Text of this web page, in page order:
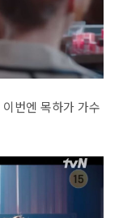
번엔 목하가 가수